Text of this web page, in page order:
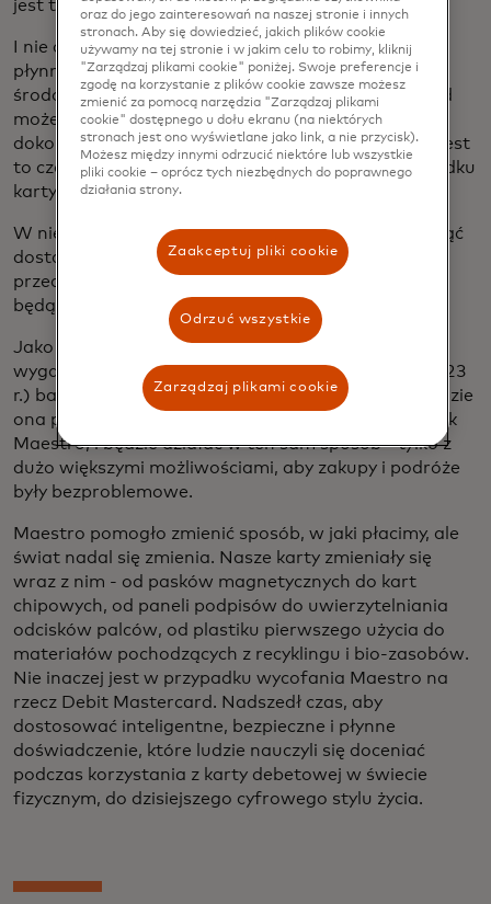
jest to o wiele więcej miejsc niż Maestro.
I nie chodzi tylko o możliwość łatwiejszego i
płynniejszego korzystania z karty debetowej w
środowisku cyfrowym. Karta debetowa Mastercard
może być również używana jako gwarancja do
dokonywania rezerwacji podróży - w dużej mierze jest
to część fizycznego świata - podobnie jak w przypadku
karty kredytowej Mastercard.
W niektórych przypadkach banki mogą nawet zacząć
dostarczać swoim klientom nowe karty debetowe
przed 1 lipca 2023 r., ale po tej dacie w Europie nie
będą wydawane żadne nowe karty Maestro.
Jako posiadacz karty nie musisz nic robić. Po
wygaśnięciu ważności karty Maestro (po 1 lipca 2023
r.) bank po prostu wyśle nową kartę debetową. Będzie
ona połączona z rachunkiem bieżącym, podobnie jak
Maestro, i będzie działać w ten sam sposób - tylko z
dużo większymi możliwościami, aby zakupy i podróże
były bezproblemowe.
Maestro pomogło zmienić sposób, w jaki płacimy, ale
świat nadal się zmienia. Nasze karty zmieniały się
wraz z nim - od pasków magnetycznych do kart
chipowych, od paneli podpisów do uwierzytelniania
odcisków palców, od plastiku pierwszego użycia do
materiałów pochodzących z recyklingu i bio-zasobów.
Nie inaczej jest w przypadku wycofania Maestro na
rzecz Debit Mastercard. Nadszedł czas, aby
dostosować inteligentne, bezpieczne i płynne
doświadczenie, które ludzie nauczyli się doceniać
podczas korzystania z karty debetowej w świecie
fizycznym, do dzisiejszego cyfrowego stylu życia.
oraz do jego zainteresowań na naszej stronie i innych
stronach. Aby się dowiedzieć, jakich plików cookie
używamy na tej stronie i w jakim celu to robimy, kliknij
"Zarządzaj plikami cookie" poniżej. Swoje preferencje i
zgodę na korzystanie z plików cookie zawsze możesz
zmienić za pomocą narzędzia "Zarządzaj plikami
cookie" dostępnego u dołu ekranu (na niektórych
stronach jest ono wyświetlane jako link, a nie przycisk).
Możesz między innymi odrzucić niektóre lub wszystkie
pliki cookie – oprócz tych niezbędnych do poprawnego
działania strony.
Zaakceptuj pliki cookie
Odrzuć wszystkie
Zarządzaj plikami cookie